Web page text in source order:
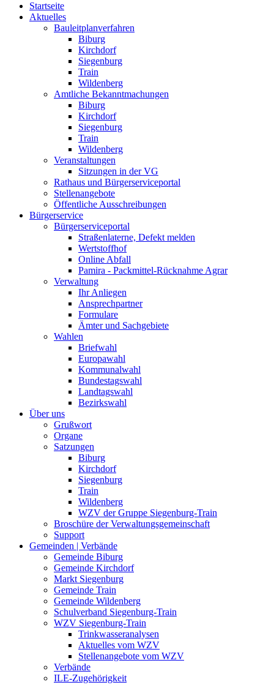
Startseite
Aktuelles
Bauleitplanverfahren
Biburg
Kirchdorf
Siegenburg
Train
Wildenberg
Amtliche Bekanntmachungen
Biburg
Kirchdorf
Siegenburg
Train
Wildenberg
Veranstaltungen
Sitzungen in der VG
Rathaus und Bürgerserviceportal
Stellenangebote
Öffentliche Ausschreibungen
Bürgerservice
Bürgerserviceportal
Straßenlaterne, Defekt melden
Wertstoffhof
Online Abfall
Pamira - Packmittel-Rücknahme Agrar
Verwaltung
Ihr Anliegen
Ansprechpartner
Formulare
Ämter und Sachgebiete
Wahlen
Briefwahl
Europawahl
Kommunalwahl
Bundestagswahl
Landtagswahl
Bezirkswahl
Über uns
Grußwort
Organe
Satzungen
Biburg
Kirchdorf
Siegenburg
Train
Wildenberg
WZV der Gruppe Siegenburg-Train
Broschüre der Verwaltungsgemeinschaft
Support
Gemeinden | Verbände
Gemeinde Biburg
Gemeinde Kirchdorf
Markt Siegenburg
Gemeinde Train
Gemeinde Wildenberg
Schulverband Siegenburg-Train
WZV Siegenburg-Train
Trinkwasseranalysen
Aktuelles vom WZV
Stellenangebote vom WZV
Verbände
ILE-Zugehörigkeit